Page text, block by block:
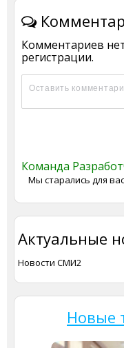
Комментариев
регистрации.
Команда
Мы старались для вас
Актуальные
Новости СМИ2
Новые